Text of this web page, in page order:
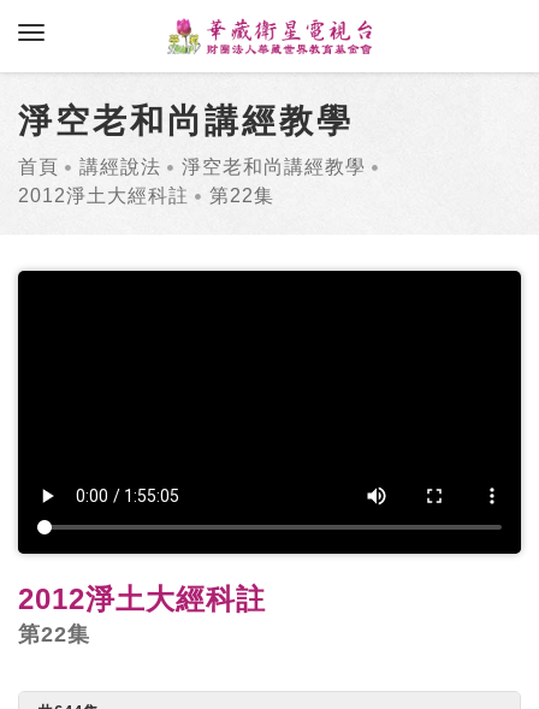
toggle navigation
淨空老和尚講經教學
首頁 講經說法
淨空老和尚講經教學
2012淨土大經科註
第22集
2012淨土大經科註
第22集